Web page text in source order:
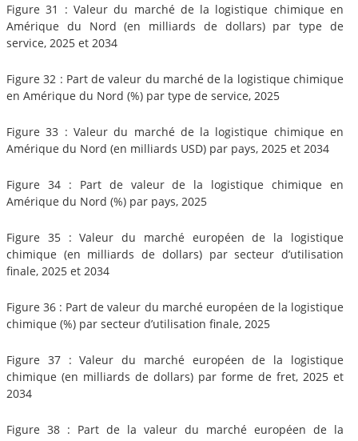
Figure 31 : Valeur du marché de la logistique chimique en
Amérique du Nord (en milliards de dollars) par type de
service, 2025 et 2034
Figure 32 : Part de valeur du marché de la logistique chimique
en Amérique du Nord (%) par type de service, 2025
Figure 33 : Valeur du marché de la logistique chimique en
Amérique du Nord (en milliards USD) par pays, 2025 et 2034
Figure 34 : Part de valeur de la logistique chimique en
Amérique du Nord (%) par pays, 2025
Figure 35 : Valeur du marché européen de la logistique
chimique (en milliards de dollars) par secteur d’utilisation
finale, 2025 et 2034
Figure 36 : Part de valeur du marché européen de la logistique
chimique (%) par secteur d’utilisation finale, 2025
Figure 37 : Valeur du marché européen de la logistique
chimique (en milliards de dollars) par forme de fret, 2025 et
2034
Figure 38 : Part de la valeur du marché européen de la